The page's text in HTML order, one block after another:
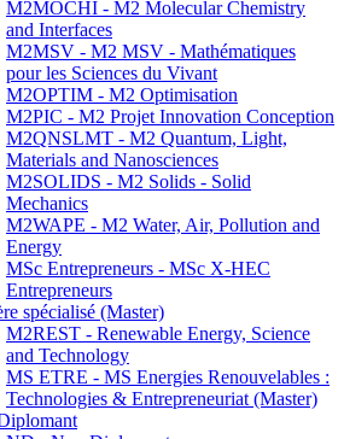
M2MOCHI - M2 Molecular Chemistry
and Interfaces
M2MSV - M2 MSV - Mathématiques
pour les Sciences du Vivant
M2OPTIM - M2 Optimisation
M2PIC - M2 Projet Innovation Conception
M2QNSLMT - M2 Quantum, Light,
Materials and Nanosciences
M2SOLIDS - M2 Solids - Solid
Mechanics
M2WAPE - M2 Water, Air, Pollution and
Energy
MSc Entrepreneurs - MSc X-HEC
Entrepreneurs
spécialisé (Master)
M2REST - Renewable Energy, Science
and Technology
MS ETRE - MS Energies Renouvelables :
Technologies & Entrepreneuriat (Master)